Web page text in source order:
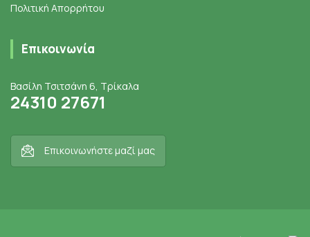
Πολιτική Απορρήτου
Επικοινωνία
Βασίλη Τσιτσάνη 6, Τρίκαλα
24310 27671
Επικοινωνήστε μαζί μας